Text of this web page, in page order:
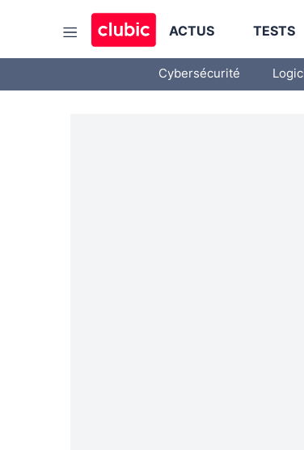
ACTUS TESTS
Cybersécurité